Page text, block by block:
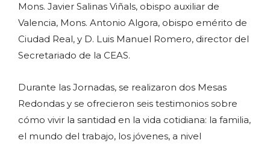
Mons. Javier Salinas Viñals, obispo auxiliar de
Valencia, Mons. Antonio Algora, obispo emérito de
Ciudad Real, y D. Luis Manuel Romero, director del
Secretariado de la CEAS.
Durante las Jornadas, se realizaron dos Mesas
Redondas y se ofrecieron seis testimonios sobre
cómo vivir la santidad en la vida cotidiana: la familia,
el mundo del trabajo, los jóvenes, a nivel